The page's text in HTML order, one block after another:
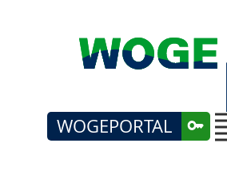
WOGEPORTAL